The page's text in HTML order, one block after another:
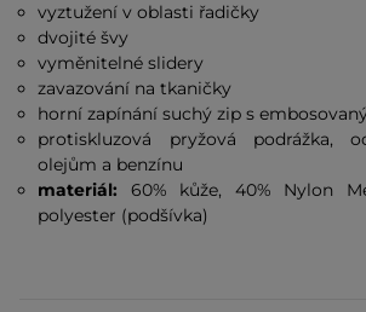
vyztužení v oblasti řadičky
dvojité švy
vyměnitelné slidery
zavazování na tkaničky
horní zapínání suchý zip s
protiskluzová pryžová podrážka,
olejům a benzínu
materiál: 60% kůže, 40% Nylon
polyester (podšívka)